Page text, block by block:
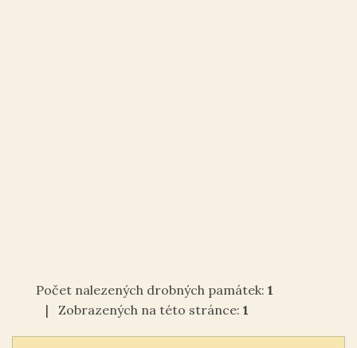
Počet nalezených drobných památek: 1
| Zobrazených na této stránce: 1